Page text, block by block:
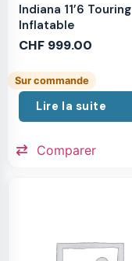
Indiana 11’6 Touring
Inflatable
CHF 999.00
Sur commande
Lire la suite
Comparer